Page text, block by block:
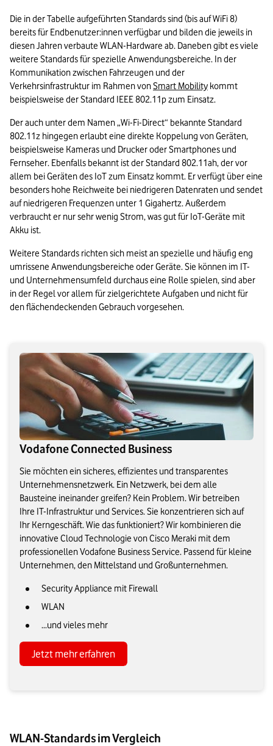
Die in der Tabelle aufgeführten Standards sind (bis auf WiFi 8)
bereits für Endbenutzer:innen verfügbar und bilden die jeweils in
diesen Jahren verbaute WLAN-Hardware ab. Daneben gibt es viele
weitere Standards für spezielle Anwendungsbereiche. In der
Kommunikation zwischen Fahrzeugen und der
Verkehrsinfrastruktur im Rahmen von Smart Mobility kommt
beispielsweise der Standard IEEE 802.11p zum Einsatz.
Der auch unter dem Namen „Wi-Fi-Direct“ bekannte Standard
802.11z hingegen erlaubt eine direkte Koppelung von Geräten,
beispielsweise Kameras und Drucker oder Smartphones und
Fernseher. Ebenfalls bekannt ist der Standard 802.11ah, der vor
allem bei Geräten des IoT zum Einsatz kommt. Er verfügt über eine
besonders hohe Reichweite bei niedrigeren Datenraten und sendet
auf niedrigeren Frequenzen unter 1 Gigahertz. Außerdem
verbraucht er nur sehr wenig Strom, was gut für IoT-Geräte mit
Akku ist.
Weitere Standards richten sich meist an spezielle und häufig eng
umrissene Anwendungsbereiche oder Geräte. Sie können im IT-
und Unternehmensumfeld durchaus eine Rolle spielen, sind aber
in der Regel vor allem für zielgerichtete Aufgaben und nicht für
den flächendeckenden Gebrauch vorgesehen.
Vodafone Connected Business
Sie möchten ein sicheres, effizientes und transparentes
Unternehmensnetzwerk. Ein Netzwerk, bei dem alle
Bausteine ineinander greifen? Kein Problem. Wir betreiben
Ihre IT-Infrastruktur und Services. Sie konzentrieren sich auf
Ihr Kerngeschäft. Wie das funktioniert? Wir kombinieren die
innovative Cloud Technologie von Cisco Meraki mit dem
professionellen Vodafone Business Service. Passend für kleine
Unternehmen, den Mittelstand und Großunternehmen.
Security Appliance mit Firewall
WLAN
...und vieles mehr
Jetzt mehr erfahren
WLAN-Standards im Vergleich